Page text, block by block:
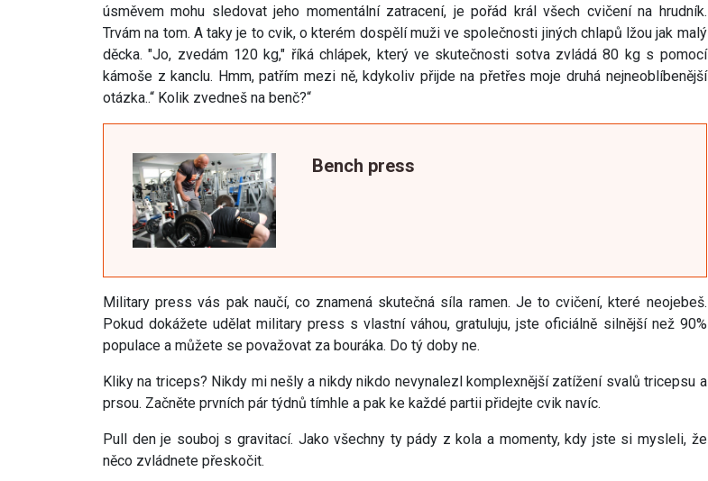
úsměvem mohu sledovat jeho momentální zatracení, je pořád král všech cvičení na hrudník.
Trvám na tom. A taky je to cvik, o kterém dospělí muži ve společnosti jiných chlapů lžou jak malý
děcka. "Jo, zvedám 120 kg," říká chlápek, který ve skutečnosti sotva zvládá 80 kg s pomocí
kámoše z kanclu. Hmm, patřím mezi ně, kdykoliv přijde na přetřes moje druhá nejneoblíbenější
otázka..“ Kolik zvedneš na benč?“
Bench press
Military press vás pak naučí, co znamená skutečná síla ramen. Je to cvičení, které neojebeš.
Pokud dokážete udělat military press s vlastní váhou, gratuluju, jste oficiálně silnější než 90%
populace a můžete se považovat za bouráka. Do tý doby ne.
Kliky na triceps? Nikdy mi nešly a nikdy nikdo nevynalezl komplexnější zatížení svalů tricepsu a
prsou. Začněte prvních pár týdnů tímhle a pak ke každé partii přidejte cvik navíc.
Pull den je souboj s gravitací. Jako všechny ty pády z kola a momenty, kdy jste si mysleli, že
něco zvládnete přeskočit.